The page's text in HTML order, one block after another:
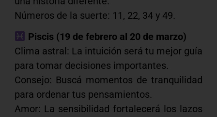
Números de la suerte: 11, 22, 34 y 49.
Piscis (19 de febrero al 20 de marzo)
Clima astral: La intuición será tu mejor guía
para tomar decisiones importantes.
Consejo: Buscá momentos de tranquilidad
para ordenar tus pensamientos.
Amor: La sensibilidad fortalecerá los lazos